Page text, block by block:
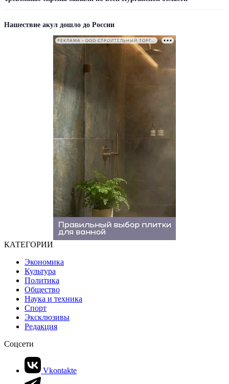
Нашествие акул дошло до России
КАТЕГОРИИ
Экономика
Культура
Политика
Общество
Наука и техника
Спорт
Эксклюзивы
Редакция
Соцсети
Vkontakte